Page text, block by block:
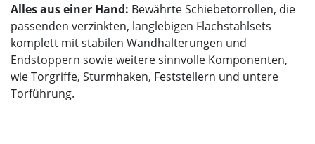
Alles aus einer Hand: Bewährte Schiebetorrollen, die
passenden verzinkten, langlebigen Flachstahlsets
komplett mit stabilen Wandhalterungen und
Endstoppern sowie weitere sinnvolle Komponenten,
wie Torgriffe, Sturmhaken, Feststellern und untere
Torführung.